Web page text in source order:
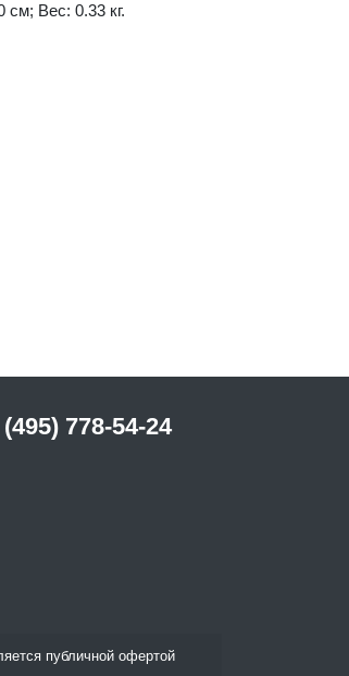
Вес: 0.33 кг.
778-54-24
публичной офертой